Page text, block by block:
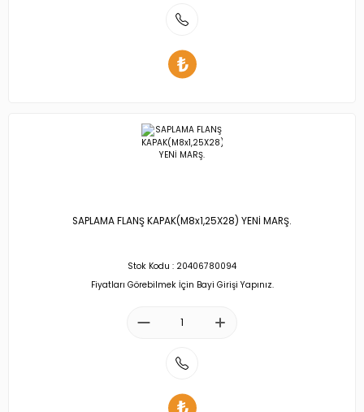
SAPLAMA FLANŞ KAPAK(M8x1,25X28) YENİ MARŞ.
Stok Kodu : 20406780094
Fiyatları Görebilmek İçin Bayi Girişi Yapınız.